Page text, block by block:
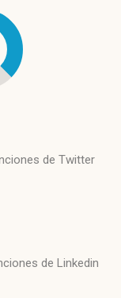
de Twitter
de Linkedin